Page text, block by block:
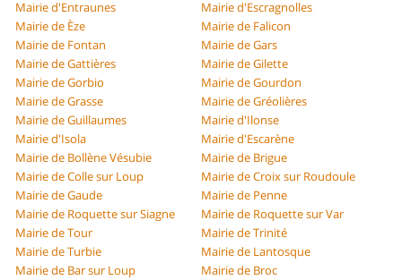
Mairie d'Entraunes
Mairie d'Escragnolles
Mairie de Èze
Mairie de Falicon
Mairie de Fontan
Mairie de Gars
Mairie de Gattières
Mairie de Gilette
Mairie de Gorbio
Mairie de Gourdon
Mairie de Grasse
Mairie de Gréolières
Mairie de Guillaumes
Mairie d'Ilonse
Mairie d'Isola
Mairie d'Escarène
Mairie de Bollène Vésubie
Mairie de Brigue
Mairie de Colle sur Loup
Mairie de Croix sur Roudoule
Mairie de Gaude
Mairie de Penne
Mairie de Roquette sur Siagne
Mairie de Roquette sur Var
Mairie de Tour
Mairie de Trinité
Mairie de Turbie
Mairie de Lantosque
Mairie de Bar sur Loup
Mairie de Broc